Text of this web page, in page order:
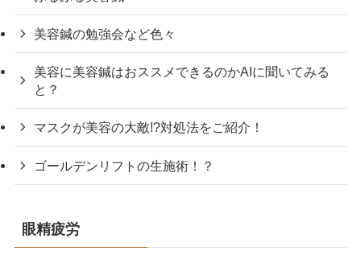
美容鍼の勉強会など色々
美容に美容鍼はおススメできるのかAIに聞いてみる
と？
マスクが美容の大敵!?対処法をご紹介！
ゴールデンリフトの生施術！？
眼精疲労